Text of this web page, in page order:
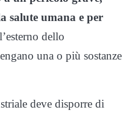
salute umana e per
dello
una o più sostanze
deve disporre di